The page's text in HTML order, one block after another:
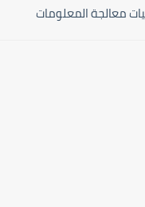
معالجة المعلومات